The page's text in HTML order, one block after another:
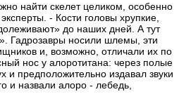
найти скелет целиком, особенно
- Кости головы хрупкие,
до наших дней. А тут
Гадрозавры носили шлемы, эти
и, возможно, отличали их по
нос у алоротитана: через полые
и предположительно издавал звуки
и назвали алоро - лебедь,